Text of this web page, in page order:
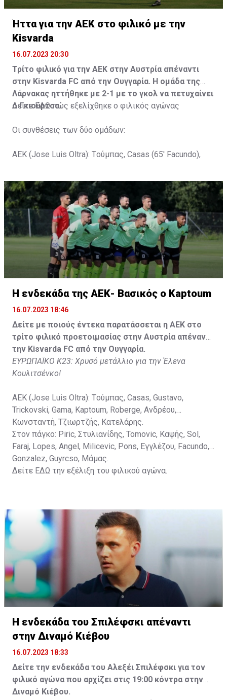
Ήττα για την ΑΕΚ στο φιλικό με την
Kisvarda
16.07.2023 20:30
Τρίτο φιλικό για την ΑΕΚ στην Αυστρία απέναντι
στην Kisvarda FC από την Ουγγαρία. Η ομάδα της
Λάρνακας ηττήθηκε με 2-1 με το γκολ να πετυχαίνει
ο Γκιούρτσο.
ΔείτεΕΔΩπώς εξελίχθηκε ο φιλικός αγώνας
Οι συνθέσεις των δύο ομάδων:
ΑΕΚ (Jose Luis Oltra): Tούμπας, Casas (65' Facundo),
Tomovic), Aνδρέου (65' Angel) , Κωνσταντή (65' Sol),
Τζιωρτζής (65' Faraj), Κατελάρης (65' Milicevic).
Στον πάγκο: Piric, Στυλιανίδης, Tomovic, Καψής, Sol,
Faraj, Lopes, Angel, Milicevic, Pons, Εγγλέζου, Facundo,
Gonzalez, Guyrcso, Μάμας.
Κisvarda FC (Milos Kruscic): Kovacs, Navratil, Raul, Szor,
Lippai, Alic, Kormendi, Makowski, Czekus, Ilievski,
Spasic.
Στον πάγκο: Petkovic, Cipetic, Kovasic, Jovicic, Szeles,
Vida, Otvos, Lucas, Camas, Mesanovic.
H ενδεκάδα της ΑΕΚ- Βασικός ο Kaptoum
16.07.2023 18:46
Δείτε με ποιούς έντεκα παρατάσσεται η ΑΕΚ στο
τρίτο φιλικό προετοιμασίας στην Αυστρία απέναντι
την Kisvarda FC από την Ουγγαρία.
ΕΥΡΩΠΑΪΚΟ Κ23: Χρυσό μετάλλιο για την Έλενα
Κουλιτσένκο!
ΑΕΚ (Jose Luis Oltra): Tούμπας, Casas, Gustavo,
Trickovski, Gama, Κaptoum, Roberge, Aνδρέου,
Κωνσταντή, Τζιωρτζής, Κατελάρης.
Στον πάγκο: Piric, Στυλιανίδης, Tomovic, Καψής, Sol,
Faraj, Lopes, Angel, Milicevic, Pons, Εγγλέζου, Facundo,
Gonzalez, Guyrcso, Μάμας.
Δείτε ΕΔΩ την εξέλιξη του φιλικού αγώνα.
Η ενδεκάδα του Σπιλέφσκι απέναντι
στην Διναμό Κιέβου
16.07.2023 18:33
Δείτε την ενδεκάδα του Αλεξέι Σπιλέφσκι για τον
φιλικό αγώνα που αρχίζει στις 19:00 κόντρα στην
Διναμό Κιέβου.